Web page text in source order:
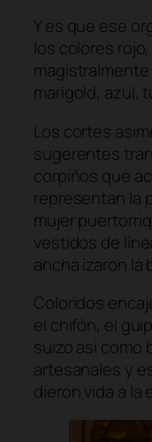
Y es que ese
los colores
marigold, azul,
Los cortes
sugerentes
corpiños que
representan la
mujer
vestidos de
ancha izaron la
Coloridos
el chifón, el
suizo así como
artesanales y
dieron vida a la